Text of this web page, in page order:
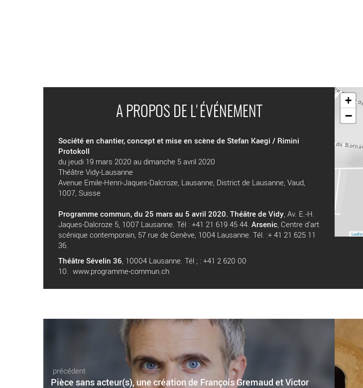
A PROPOS DE L'ÉVÉNEMENT
Société en chantier, concept et mise en scène de Stefan Kaegi / Rimini
Protokoll
du jeudi 19 mars 2020 au dimanche 5 avril 2020
Théâtre Vidy-Lausanne
Avenue Emile-Henri-Jaques-Dalcroze, Lausanne, District de Lausanne, Vaud,
1007, Suisse
Programme commun, du 25 mars au 5 avril 2020. Théâtre de Vidy, Av. E.-H.
Jaques-Dalcroze 5, 1007 Lausanne. Tél : +41 21 619 45 44. Arsenic, Centre d’art
scénique contemporain, 57 rue de Genève, 1004 Lausanne. Tél. :+ 41 21 625 11
36.
Théâtre Sévelin 36, 10004 Lausanne. Tél ; : +41 2 620 00
10. www.programme-commun.ch
+
−
Leaflet
précédent
Pièce sans acteur(s), une création de François Gremaud et Victor